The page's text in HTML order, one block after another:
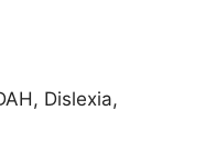
Dislexia,